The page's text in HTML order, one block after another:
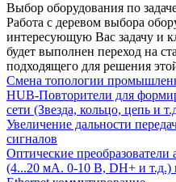
Выбор оборудования по
Работа с деревом выбора
интересующую Вас задачу и
будет выполнен переход на
подходящего для решения
Смена топологии
HUB-Повторители для
сети (Звезда, кольцо, цепь и
Увеличение дальности
сигналов
Оптические
(4...20 мА. 0-10 В, DH+ и т.д.)